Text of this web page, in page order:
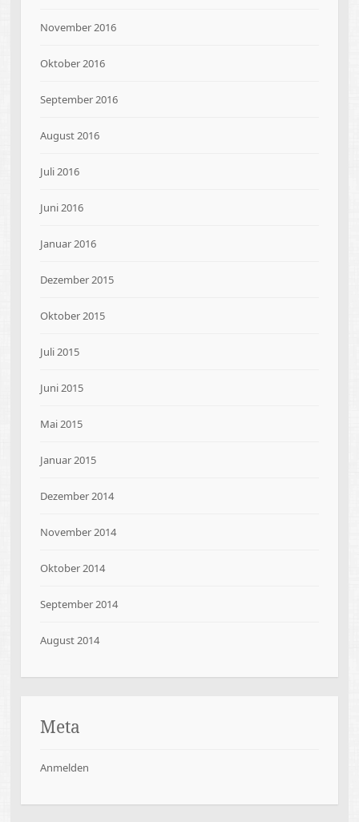
November 2016
Oktober 2016
September 2016
August 2016
Juli 2016
Juni 2016
Januar 2016
Dezember 2015
Oktober 2015
Juli 2015
Juni 2015
Mai 2015
Januar 2015
Dezember 2014
November 2014
Oktober 2014
September 2014
August 2014
Meta
Anmelden